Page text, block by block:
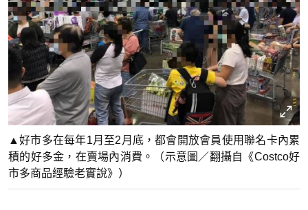
▲好市多在每年1月至2月底，都會開放會員使用聯名卡內累
積的好多金，在賣場內消費。（示意圖／翻攝自《Costco好
市多商品經驗老實說》）